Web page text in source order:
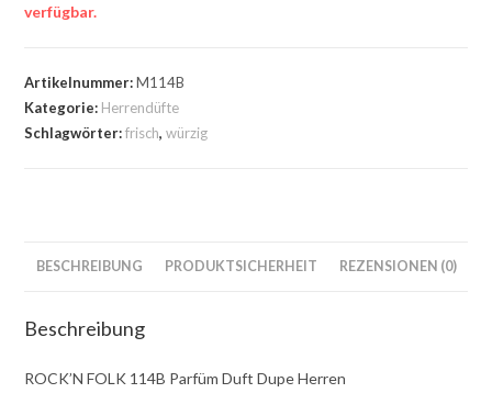
verfügbar.
Artikelnummer:M114B
Kategorie: Herrendüfte
Schlagwörter:frisch,würzig
BESCHREIBUNG PRODUKTSICHERHEIT REZENSIONEN (0)
Beschreibung
ROCK’N FOLK 114B Parfüm Duft Dupe Herren